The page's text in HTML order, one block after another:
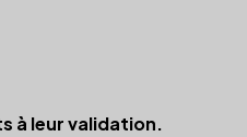
à leur validation.